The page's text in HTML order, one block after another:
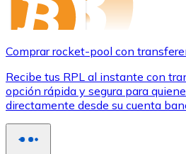
Comprar rocket-pool con
Recibe tus RPL al instante con
opción rápida y segura para
directamente desde su cuenta